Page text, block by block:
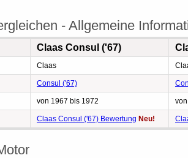
- Allgemeine
Claas Consul ('67)
Claas
Consul ('67)
von 1967 bis 1972
Claas Consul ('67) Bewertung Neu!